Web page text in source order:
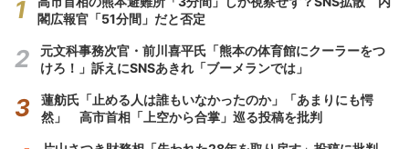
閣広報官「51分間」だと否定
元文科事務次官・前川喜平氏「熊本の体育館にクーラーをつ
けろ！」訴えにSNSあきれ「ブーメランでは」
蓮舫氏「止める人は誰もいなかったのか」「あまりにも愕
然」 高市首相「上空から合掌」巡る投稿を批判